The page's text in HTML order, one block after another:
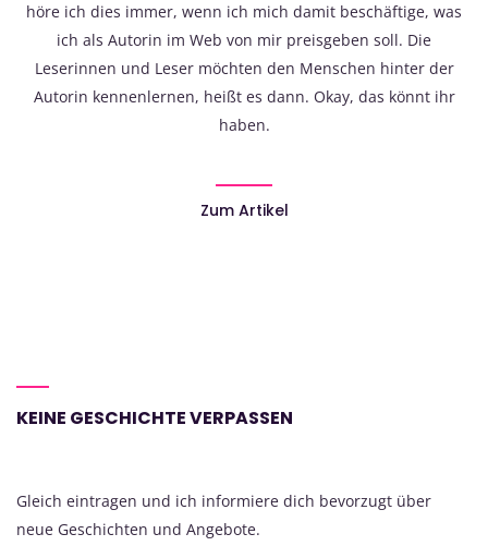
höre ich dies immer, wenn ich mich damit beschäftige, was
ich als Autorin im Web von mir preisgeben soll. Die
Leserinnen und Leser möchten den Menschen hinter der
Autorin kennenlernen, heißt es dann. Okay, das könnt ihr
haben.
Zum Artikel
KEINE GESCHICHTE VERPASSEN
Gleich eintragen und ich informiere dich bevorzugt über
neue Geschichten und Angebote.